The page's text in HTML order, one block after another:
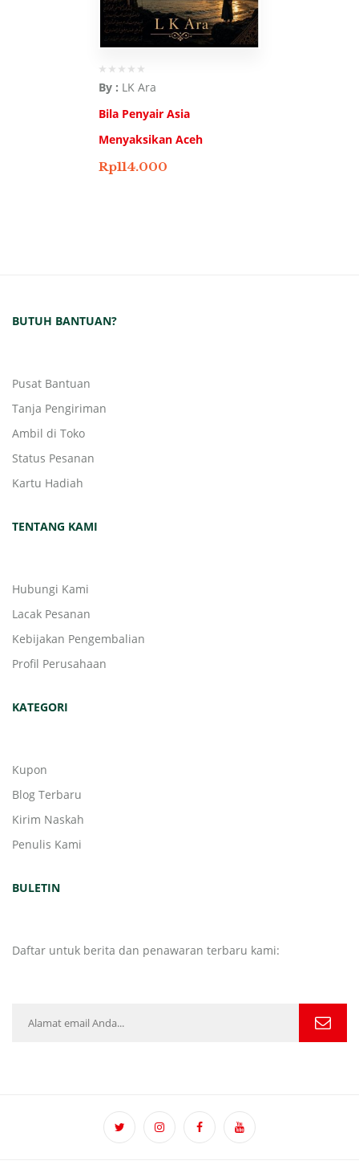
By : LK Ara
Bila Penyair Asia
Menyaksikan Aceh
Rp114.000
BUTUH BANTUAN?
Pusat Bantuan
Tanja Pengiriman
Ambil di Toko
Status Pesanan
Kartu Hadiah
TENTANG KAMI
Hubungi Kami
Lacak Pesanan
Kebijakan Pengembalian
Profil Perusahaan
KATEGORI
Kupon
Blog Terbaru
Kirim Naskah
Penulis Kami
BULETIN
Daftar untuk berita dan penawaran terbaru kami: